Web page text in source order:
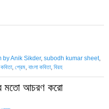
by Anik Sikder, subodh kumar sheet,
কবিতা, প্রেম বাংলা কবিতা, বিরহ
মতো আচরণ করো